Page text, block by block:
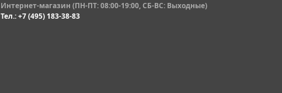
Интернет-магазин (ПН-ПТ: 08:00-19:00, СБ-ВС: Выходные)
Тел.: +7 (495) 183-38-83